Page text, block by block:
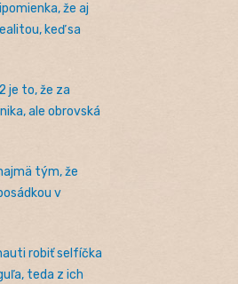
že aj
keď sa
je to, že za
ale obrovská
tým, že
v
robiť selfíčka
teda z ich